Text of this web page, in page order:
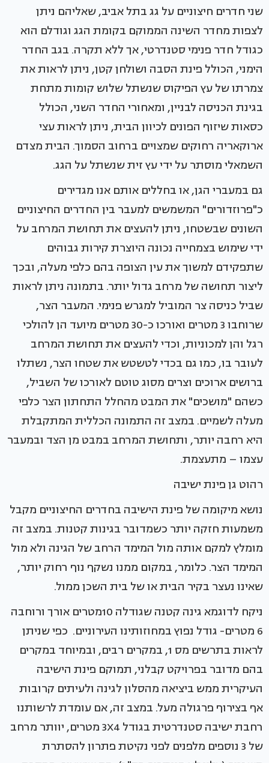
שני חדרים חיצוניים על גג בתל אביב, שאליהם ניתן
לצפות מחדר השינה הממוקם בקומת הגג וגודלם הוא
כגודל חדר פנימי סטנדרטי, אך ללא תקרה. בגב החדר
הימני, הכולל פינת הסבה ושולחן קטן, ניתן לראות את
צמרתו של עץ הפיקוס שנשתל שלוש קומות מתחת
בגינת הכניסה לבניין, ומאחורי החדר השני, הכולל
כסאות שיזוף הפונים לכיוון הבית, ניתן לראות עצי
ארוקאריה רחוקים שמצויים ברחוב הסמוך. הבית מצדם
השמאלי מוסתר על ידי עץ זית שנשתל על הגג.
גם במעברי הגן, או בחללים אותם אנו מגדירים
כ"פרוזדורים" המשמשים למעבר בין החדרים החיצוניים
השונים שבשטחו, ניתן להעצים את תחושת המרחב על
ידי שימוש בצמחייה נכונה היוצרת קירות גבוהים
שתפקידם למשוך את עין הצופה בהם כלפי מעלה, ובכך
ליצור תחושה של מרחב גדול יותר. בתמונה ניתן לראות
שביל כניסה צר המוביל למגרש פנימי. המעבר הצר,
שרוחבו 3 מטרים ואורכו כ-30 מטרים מיועד הן להולכי
רגל והן למכוניות, וכדי להעצים את תחושת המרחב
לעובר בו, כמו גם בכדי לטשטש את שטחו הצר, נשתלו
ברושים ארוכים וצרים מסוג טוטם לאורכו של השביל,
כשהם "מושכים" את המבט מהחלל התחתון הצר כלפי
מעלה לשמיים. במצב זה התמונה הכללית המתקבלת
היא רחבה יותר, ותחושת המרחב במבט מן הצד ובמעבר
עצמו – מתעצמת.
רהוט גן פינת ישיבה
נושא מיקומה של פינת הישיבה בחדרים החיצוניים מקבל
משמעות חזקה יותר כשמדובר בגינות קטנות. במצב זה
מומלץ למקם אותה מול המימד הרחב של הגינה ולא מול
המימד הצר. כלומר, במקום ממנו נשקף נוף רחוק יותר,
שאינו נעצר בקיר הבית או של בית השכן ממול.
ניקח לדוגמא גינה קטנה שגודלה 10מטרים אורך ורוחבה
6 מטרים- גודל נפוץ במחוזותינו העירוניים. כפי שניתן
לראות בתרשים מס 1, במקרים רבים, ובמיוחד במקרים
בהם מדובר בפרויקט קבלני, תמוקם פינת הישיבה
העיקרית ממש ביציאה מהסלון לגינה ולעיתים קרובות
אף בצירוף פרגולה מעל. במצב זה, אם עומדת לרשותנו
רחבת ישיבה סטנדרטית בגודל 3X4 מטרים, יוותר מרחב
של 3 נוספים מלפנים לפני נקיטת פתרון להסתרת